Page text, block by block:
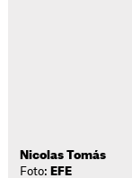
Nicolas Tomás
Foto: EFE